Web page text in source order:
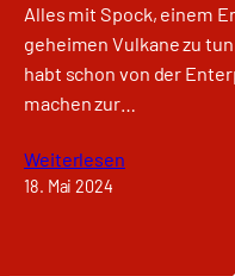
Alles mit Spock, einem
geheimen Vulkane zu
habt schon von der
machen zur…
Weiterlesen
18. Mai 2024